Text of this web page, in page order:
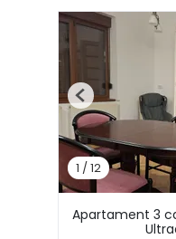
1 /12
Previous
Apartament 3